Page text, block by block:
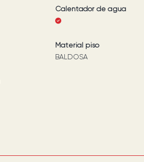
Calentador de agua
Material piso
BALDOSA